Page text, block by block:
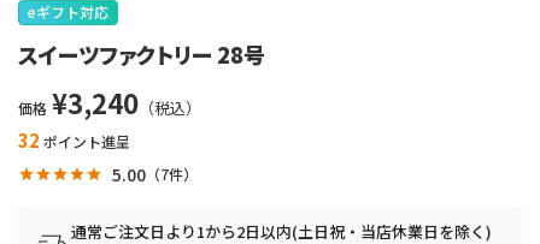
eギフト対応
スイーツファクトリー 28号
価格 ¥3,240
32 ポイント進呈
5.00 7
通常ご注文日より1から2日以内(土日祝・当店休業日を除く)